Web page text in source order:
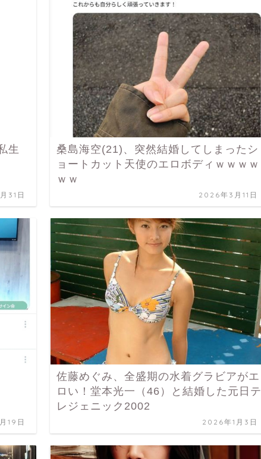
生
31日
桑島海空(21)、突然結婚してしまったシ
ョートカット天使のエロボディｗｗｗｗ
ｗｗ
2026年3月11日
19日
佐藤めぐみ、全盛期の水着グラビアがエ
ロい！堂本光一（46）と結婚した元日テ
レジェニック2002
2026年1月3日